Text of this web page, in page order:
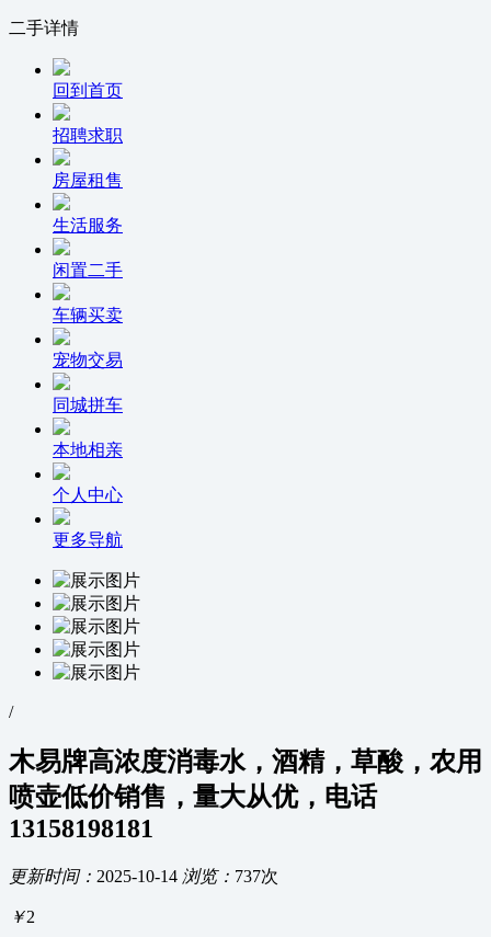
二手详情
回到首页
招聘求职
房屋租售
生活服务
闲置二手
车辆买卖
宠物交易
同城拼车
本地相亲
个人中心
更多导航
/
木易牌高浓度消毒水，酒精，草酸，农用
喷壶低价销售，量大从优，电话
13158198181
更新时间： 2025-10-14 浏览： 737次
￥2